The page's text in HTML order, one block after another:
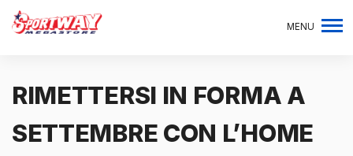
MENU
RIMETTERSI IN FORMA A
SETTEMBRE CON L’HOME